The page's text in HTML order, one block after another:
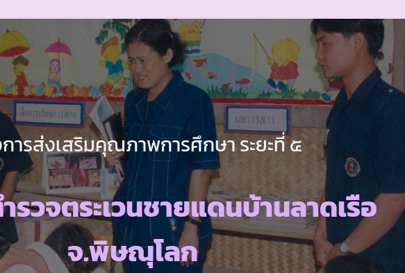
ารส่งเสริมคุณภาพการศึกษา ระยะที่ ๕
รวจตระเวนชายแดนบ้านลาดเรือ
จ.พิษณุโลก